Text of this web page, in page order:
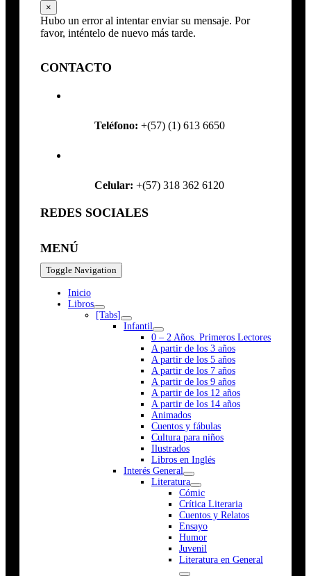
×
Hubo un error al intentar enviar su mensaje. Por
favor, inténtelo de nuevo más tarde.
CONTACTO
Teléfono: +(57) (1) 613 6650
Celular: +(57) 318 362 6120
REDES SOCIALES
MENÚ
Toggle Navigation
Inicio
Libros
[Tabs]
Infantil
0 – 2 Años. Primeros Lectores
A partir de los 3 años
A partir de los 5 años
A partir de los 7 años
A partir de los 9 años
A partir de los 12 años
A partir de los 14 años
Animados
Cuentos y fábulas
Cultura para niños
Ilustrados
Libros en Inglés
Interés General
Literatura
Cómic
Crítica Literaria
Cuentos y Relatos
Ensayo
Humor
Juvenil
Literatura en General